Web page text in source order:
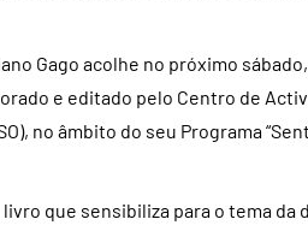
Gago acolhe no próximo
e editado pelo Centro de
no âmbito do seu Programa
livro que sensibiliza para o tema